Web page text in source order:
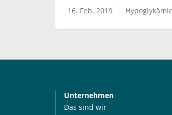
16. Feb. 2019 Hypoglykämie
Unternehmen
Das sind wir